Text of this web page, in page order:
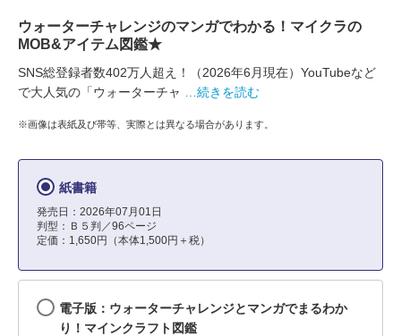
ウォーターチャレンジのマンガでわかる！マイクラの
MOB&アイテム図鑑★
SNS総登録者数402万人超え！（2026年6月現在）YouTubeなど
で大人気の「ウォーターチャ
…続きを読む
※画像は表紙及び帯等、実際とは異なる場合があります。
紙書籍
発売日：2026年07月01日
判型：Ｂ５判／96ページ
定価：1,650円（本体1,500円＋税）
電子版：ウォーターチャレンジとマンガでまるわか
り！マインクラフト図鑑